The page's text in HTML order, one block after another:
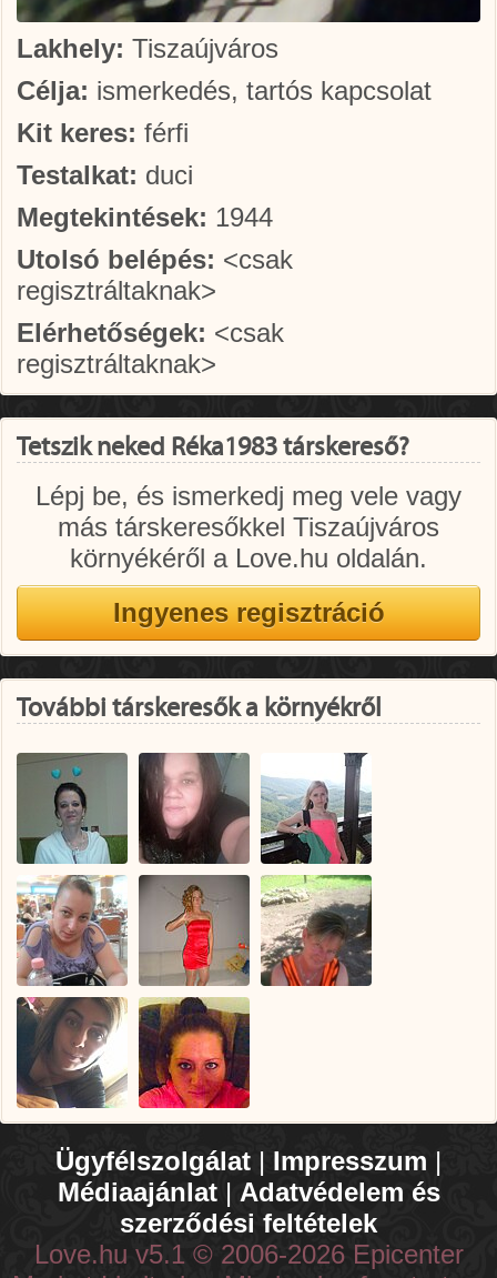
Lakhely: Tiszaújváros
Célja: ismerkedés, tartós kapcsolat
Kit keres: férfi
Testalkat: duci
Megtekintések: 1944
Utolsó belépés: <csak
regisztráltaknak>
Elérhetőségek: <csak
regisztráltaknak>
Tetszik neked Réka1983 társkereső?
Lépj be, és ismerkedj meg vele vagy
más társkeresőkkel Tiszaújváros
környékéről a Love.hu oldalán.
További társkeresők a környékről
Ügyfélszolgálat | Impresszum |
Médiaajánlat| Adatvédelem és
szerződési feltételek
Love.hu v5.1 © 2006-2026 Epicenter